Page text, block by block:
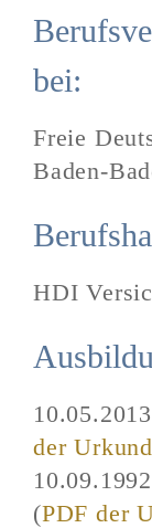
bei:
Freie
Baden-
HDI
der
(PDF der